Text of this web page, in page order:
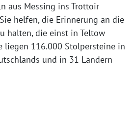
aus Messing ins Trottoir
helfen, die Erinnerung an die
halten, die einst in Teltow
liegen 116.000 Stolpersteine in
und in 31 Ländern